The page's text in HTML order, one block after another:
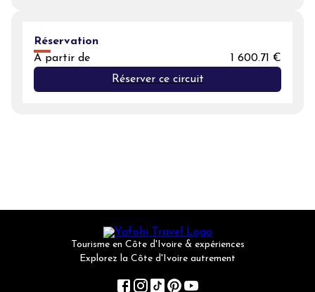
Réservation
A partir de
1 600.71 €
Réserver ce circuit
Tourisme en Côte d'Ivoire & expériences
Explorez la Côte d'Ivoire autrement